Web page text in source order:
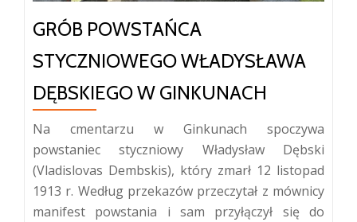
GRÓB POWSTAŃCA
STYCZNIOWEGO WŁADYSŁAWA
DĘBSKIEGO W GINKUNACH
Na cmentarzu w Ginkunach spoczywa
powstaniec styczniowy Władysław Dębski
(Vladislovas Dembskis), który zmarł 12 listopad
1913 r. Według przekazów przeczytał z mównicy
manifest powstania i sam przyłączył się do